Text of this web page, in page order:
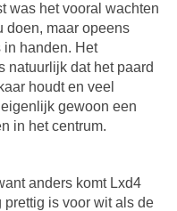
was het vooral wachten
doen, maar opeens
in handen. Het
natuurlijk dat het paard
houdt en veel
gewoon een
in het centrum.
anders komt Lxd4
is voor wit als de